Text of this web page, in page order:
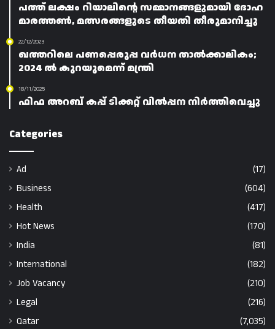
പത്ത് ലക്ഷം റിയാലിന്റെ സമ്മാനങ്ങളുമായി ദോഹ
മാരത്തൺ, മത്സരങ്ങളുടെ തീയതി തീരുമാനിച്ചു
22/12/2023
ഖത്തറിലെ പണപ്പെരുപ്പ വർധന താൽക്കാലികം;
2024 ൽ കുറയുമെന്ന് മന്ത്രി
18/11/2025
ഫിഫ അറബ് കപ്പ് ടിക്കറ്റ് വിൽപ്പന നിർത്തിവെച്ചു
Categories
Ad
(17)
Business
(604)
Health
(417)
Hot News
(170)
India
(81)
International
(182)
Job Vacancy
(210)
Legal
(216)
Qatar
(7,035)